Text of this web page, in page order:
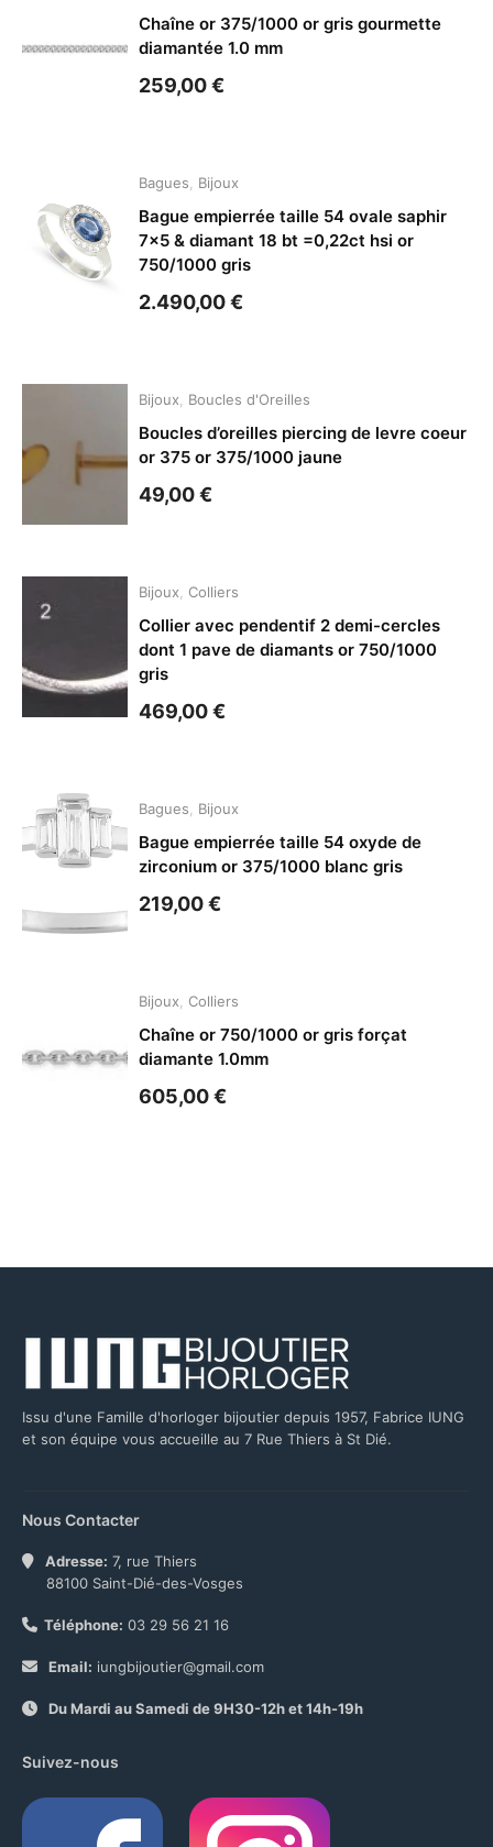
Chaîne or 375/1000 or gris gourmette
diamantée 1.0 mm
259,00€
Bagues Bijoux
Bague empierrée taille 54 ovale saphir
7×5 & diamant 18 bt =0,22ct hsi or
750/1000 gris
2.490,00€
Bijoux Boucles d'Oreilles
Boucles d’oreilles piercing de levre coeur
or 375 or 375/1000 jaune
49,00€
Bijoux Colliers
Collier avec pendentif 2 demi-cercles
dont 1 pave de diamants or 750/1000
gris
469,00€
Bagues Bijoux
Bague empierrée taille 54 oxyde de
zirconium or 375/1000 blanc gris
219,00€
Bijoux Colliers
Chaîne or 750/1000 or gris forçat
diamante 1.0mm
605,00€
Issu d'une Famille d'horloger bijoutier depuis 1957, Fabrice IUNG
et son équipe vous accueille au 7 Rue Thiers à St Dié.
Nous Contacter
Adresse: 7, rue Thiers
88100 Saint-Dié-des-Vosges
Téléphone: 03 29 56 21 16
Email: iungbijoutier@gmail.com
Du Mardi au Samedi de 9H30-12h et 14h-19h
Suivez-nous